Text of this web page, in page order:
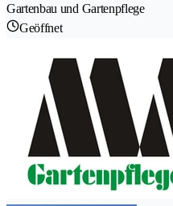
Gartenbau und Gartenpflege
Geöffnet